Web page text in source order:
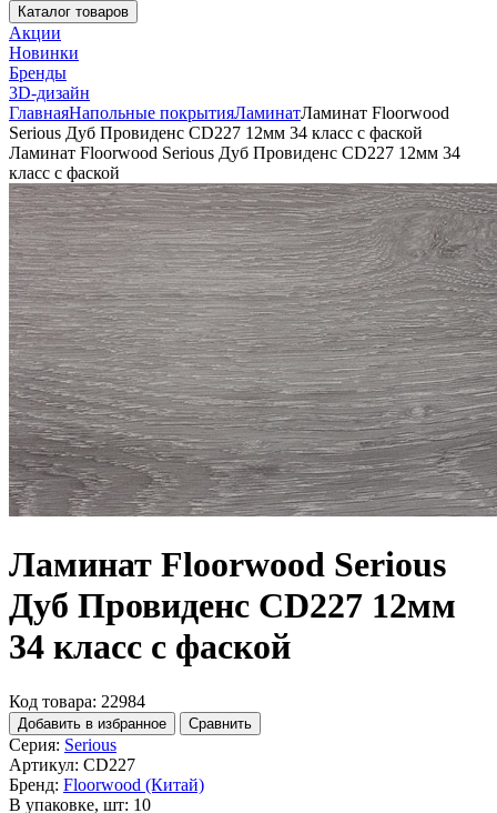
Каталог товаров
Акции
Новинки
Бренды
3D-дизайн
ГлавнаяНапольные покрытияЛаминатЛаминат Floorwood
Serious Дуб Провиденс CD227 12мм 34 класс с фаской
Ламинат Floorwood Serious Дуб Провиденс CD227 12мм 34
класс с фаской
Ламинат Floorwood Serious
Дуб Провиденс CD227 12мм
34 класс с фаской
Код товара: 22984
Добавить в избранное Сравнить
Серия: Serious
Артикул: CD227
Бренд: Floorwood (Китай)
В упаковке, шт: 10